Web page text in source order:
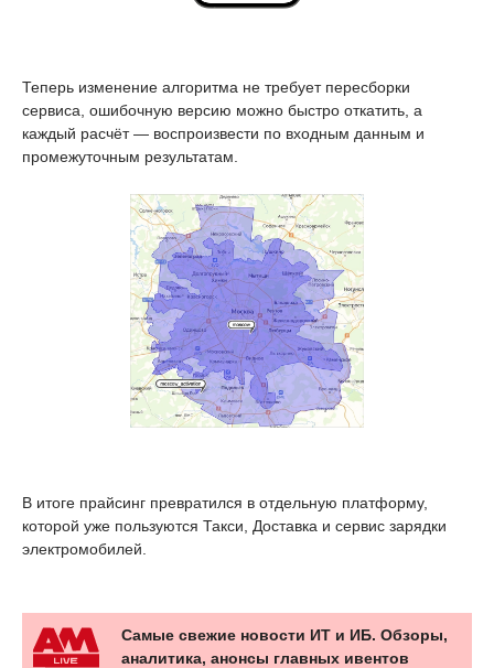
Теперь изменение алгоритма не требует пересборки
сервиса, ошибочную версию можно быстро откатить, а
каждый расчёт — воспроизвести по входным данным и
промежуточным результатам.
В итоге прайсинг превратился в отдельную платформу,
которой уже пользуются Такси, Доставка и сервис зарядки
электромобилей.
Самые свежие новости ИТ и ИБ. Обзоры,
аналитика, анонсы главных ивентов